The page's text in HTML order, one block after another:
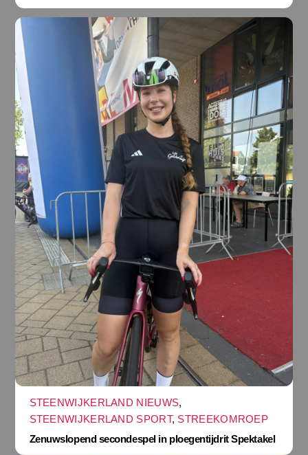
STEENWIJKERLAND NIEUWS,
STEENWIJKERLAND SPORT, STREEKOMROEP
Zenuwslopend secondespel in ploegentijdrit Spektakel